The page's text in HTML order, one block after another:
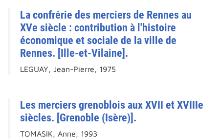
La confrérie des merciers de Rennes au
XVe siècle : contribution à l'histoire
économique et sociale de la ville de
Rennes. [Ille-et-Vilaine].
LEGUAY, Jean-Pierre, 1975
Les merciers grenoblois aux XVII et XVIIIe
siècles. [Grenoble (Isère)].
TOMASIK, Anne, 1993